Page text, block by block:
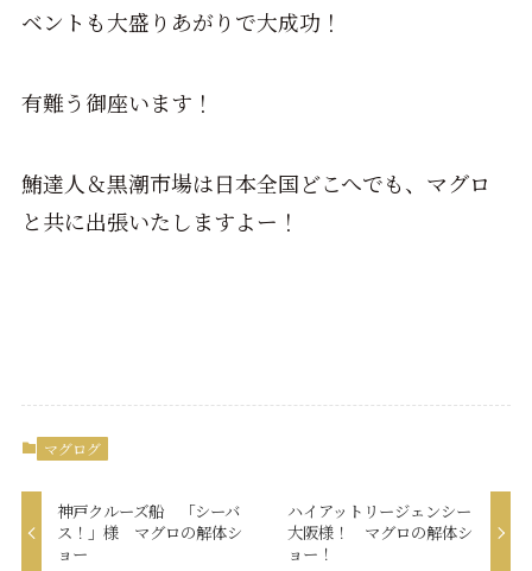
ベントも大盛りあがりで大成功！
有難う御座います！
鮪達人＆黒潮市場は日本全国どこへでも、マグロ
と共に出張いたしますよー！
マグログ
神戸クルーズ船 「シーバ
ス！」様 マグロの解体シ
ョー
ハイアットリージェンシー
大阪様！ マグロの解体シ
ョー！